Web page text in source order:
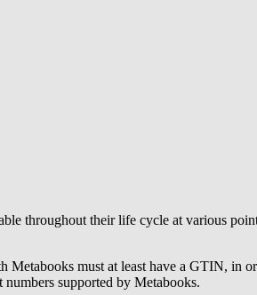
throughout their life cycle at various
Metabooks must at least have a GTIN, in
supported by Metabooks.